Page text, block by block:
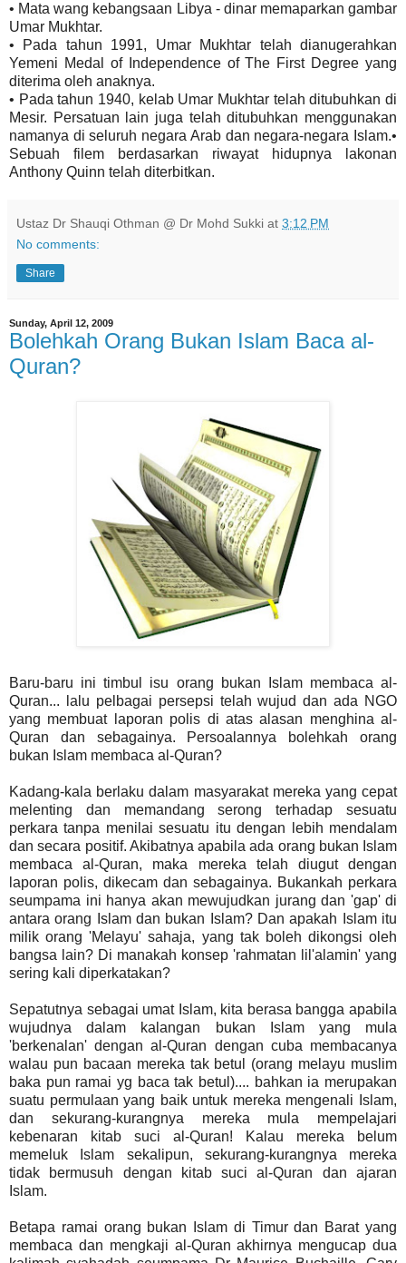
• Mata wang kebangsaan Libya - dinar memaparkan gambar
Umar Mukhtar.
• Pada tahun 1991, Umar Mukhtar telah dianugerahkan
Yemeni Medal of Independence of The First Degree yang
diterima oleh anaknya.
• Pada tahun 1940, kelab Umar Mukhtar telah ditubuhkan di
Mesir. Persatuan lain juga telah ditubuhkan menggunakan
namanya di seluruh negara Arab dan negara-negara Islam.•
Sebuah filem berdasarkan riwayat hidupnya lakonan
Anthony Quinn telah diterbitkan.
Ustaz Dr Shauqi Othman @ Dr Mohd Sukki at 3:12 PM
No comments:
Share
Sunday, April 12, 2009
Bolehkah Orang Bukan Islam Baca al-
Quran?
Baru-baru ini timbul isu orang bukan Islam membaca al-
Quran... lalu pelbagai persepsi telah wujud dan ada NGO
yang membuat laporan polis di atas alasan menghina al-
Quran dan sebagainya. Persoalannya bolehkah orang
bukan Islam membaca al-Quran?
Kadang-kala berlaku dalam masyarakat mereka yang cepat
melenting dan memandang serong terhadap sesuatu
perkara tanpa menilai sesuatu itu dengan lebih mendalam
dan secara positif. Akibatnya apabila ada orang bukan Islam
membaca al-Quran, maka mereka telah diugut dengan
laporan polis, dikecam dan sebagainya. Bukankah perkara
seumpama ini hanya akan mewujudkan jurang dan 'gap' di
antara orang Islam dan bukan Islam? Dan apakah Islam itu
milik orang 'Melayu' sahaja, yang tak boleh dikongsi oleh
bangsa lain? Di manakah konsep 'rahmatan lil'alamin' yang
sering kali diperkatakan?
Sepatutnya sebagai umat Islam, kita berasa bangga apabila
wujudnya dalam kalangan bukan Islam yang mula
'berkenalan' dengan al-Quran dengan cuba membacanya
walau pun bacaan mereka tak betul (orang melayu muslim
baka pun ramai yg baca tak betul).... bahkan ia merupakan
suatu permulaan yang baik untuk mereka mengenali Islam,
dan sekurang-kurangnya mereka mula mempelajari
kebenaran kitab suci al-Quran! Kalau mereka belum
memeluk Islam sekalipun, sekurang-kurangnya mereka
tidak bermusuh dengan kitab suci al-Quran dan ajaran
Islam.
Betapa ramai orang bukan Islam di Timur dan Barat yang
membaca dan mengkaji al-Quran akhirnya mengucap dua